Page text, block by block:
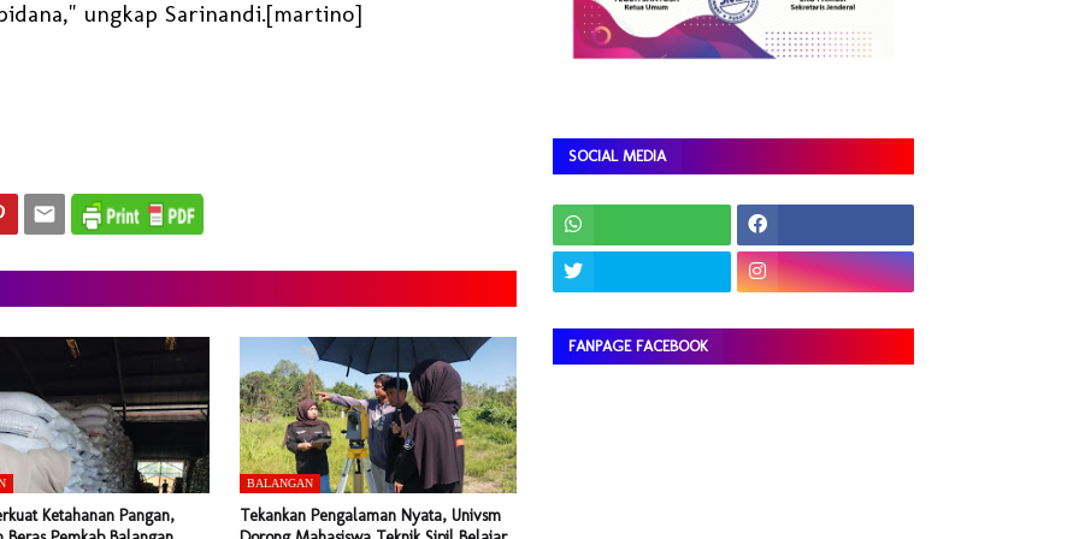
ungkap Sarinandi.[martino]
Ketahanan Pangan,
BALANGAN
Tekankan Pengalaman Nyata, Univsm
SOCIAL MEDIA
FANPAGE FACEBOOK